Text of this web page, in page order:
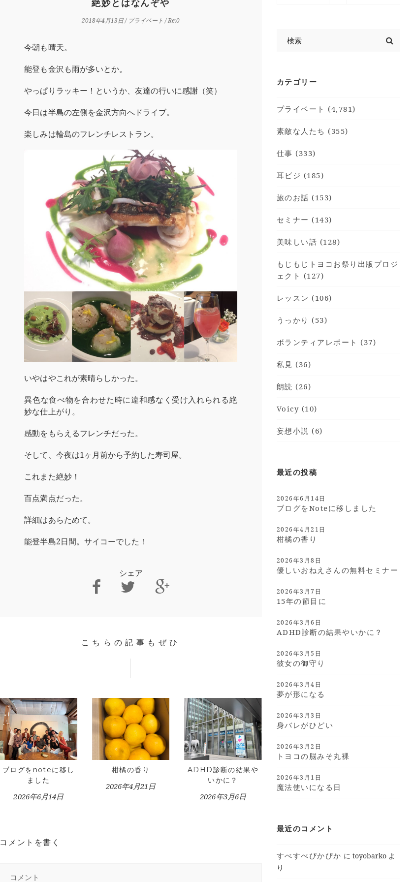
絶妙とはなんぞや
2018年4月13日/ プライベート / Re:0
今朝も晴天。
能登も金沢も雨が多いとか。
やっぱりラッキー！というか、友達の行いに感謝（笑）
今日は半島の左側を金沢方向へドライブ。
楽しみは輪島のフレンチレストラン。
いやはやこれが素晴らしかった。
異色な食べ物を合わせた時に違和感なく受け入れられる絶
妙な仕上がり。
感動をもらえるフレンチだった。
そして、今夜は1ヶ月前から予約した寿司屋。
これまた絶妙！
百点満点だった。
詳細はあらためて。
能登半島2日間。サイコーでした！
シェア
こちらの記事もぜひ
ブログをnoteに移し
ました
2026年6月14日
柑橘の香り
2026年4月21日
ADHD診断の結果や
いかに？
2026年3月6日
コメントを書く
カテゴリー
プライベート (4,781)
素敵な人たち (355)
仕事 (333)
耳ビジ (185)
旅のお話 (153)
セミナー (143)
美味しい話 (128)
もじもじトヨコお祭り出版プロジ
ェクト (127)
レッスン (106)
うっかり (53)
ボランティアレポート (37)
私見 (36)
朗読 (26)
Voicy (10)
妄想小説 (6)
最近の投稿
2026年6月14日
ブログをnoteに移しました
2026年4月21日
柑橘の香り
2026年3月8日
優しいおねえさんの無料セミナー
2026年3月7日
15年の節目に
2026年3月6日
ADHD診断の結果やいかに？
2026年3月5日
彼女の御守り
2026年3月4日
夢が形になる
2026年3月3日
身バレがひどい
2026年3月2日
トヨコの脳みそ丸裸
2026年3月1日
魔法使いになる日
最近のコメント
すべすべぴかぴか に toyobarko よ
り